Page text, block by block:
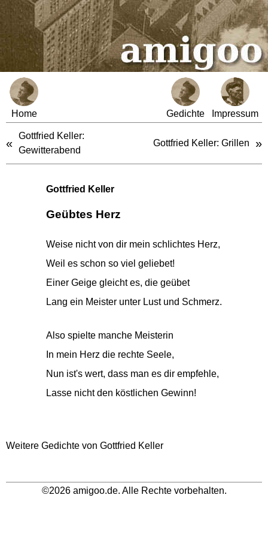
Home Gedichte Impressum
«
Gottfried Keller:
Gewitterabend
Gottfried Keller: Grillen »
Gottfried Keller
Geübtes Herz
Weise nicht von dir mein schlichtes Herz,
Weil es schon so viel geliebet!
Einer Geige gleicht es, die geübet
Lang ein Meister unter Lust und Schmerz.
Also spielte manche Meisterin
In mein Herz die rechte Seele,
Nun ist's wert, dass man es dir empfehle,
Lasse nicht den köstlichen Gewinn!
Weitere Gedichte von Gottfried Keller
©2026 amigoo.de. Alle Rechte vorbehalten.